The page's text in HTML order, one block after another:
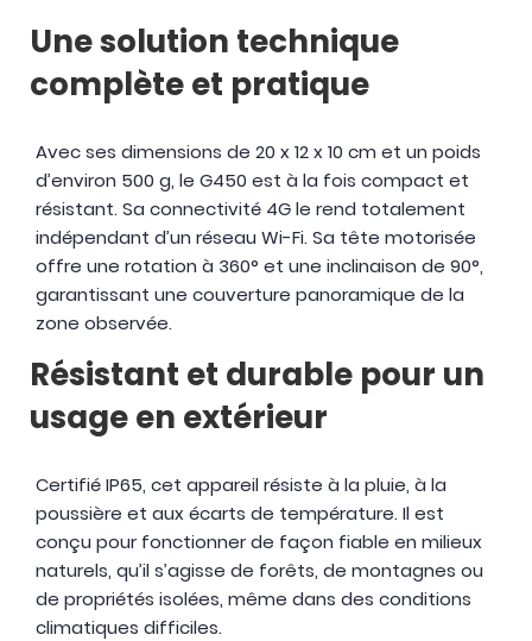
Une solution technique
complète et pratique
Avec ses dimensions de 20 x 12 x 10 cm et un poids
d’environ 500 g, le G450 est à la fois compact et
résistant. Sa connectivité 4G le rend totalement
indépendant d’un réseau Wi-Fi. Sa tête motorisée
offre une rotation à 360° et une inclinaison de 90°,
garantissant une couverture panoramique de la
zone observée.
Résistant et durable pour un
usage en extérieur
Certifié IP65, cet appareil résiste à la pluie, à la
poussière et aux écarts de température. Il est
conçu pour fonctionner de façon fiable en milieux
naturels, qu’il s’agisse de forêts, de montagnes ou
de propriétés isolées, même dans des conditions
climatiques difficiles.